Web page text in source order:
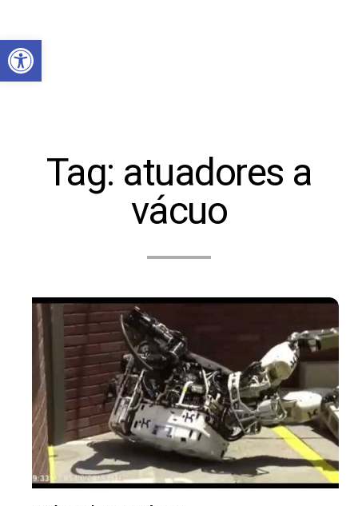
Abrir a barra de ferramentas
Tag: atuadores a
vácuo